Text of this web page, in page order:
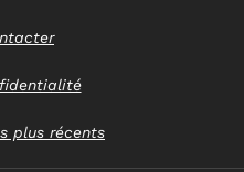
plus récents